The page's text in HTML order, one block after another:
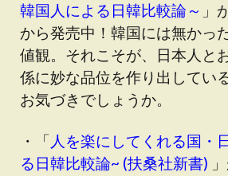
韓国人による日韓比較論～ 」
から発売中！韓国には無かっ
値観。それこそが、日本人と
係に妙な品位を作り出してい
お気づきでしょうか。
・「 人を楽にしてくれる国・
る日韓比較論~ (扶桑社新書)